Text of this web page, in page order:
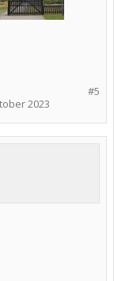
#5
2023